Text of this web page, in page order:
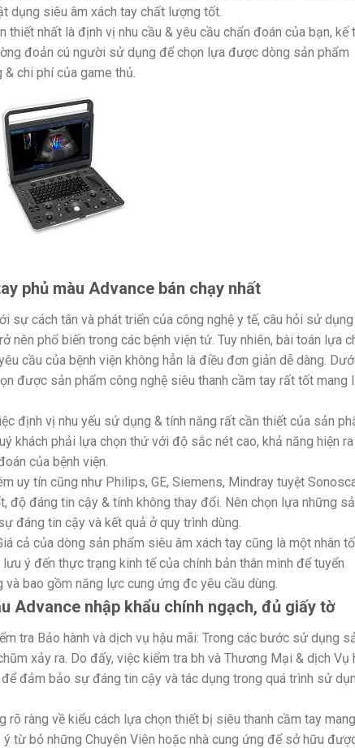
dụng siêu âm xách tay chất lượng tốt.
thiết nhất là định vị nhu cầu & yêu cầu chẩn đoán của bạn, kế
đoản cú người sử dụng để chọn lựa được dòng sản phẩm
chi phí của game thủ.
phủ màu Advance bán chạy nhất
sự cách tân và phát triển của công nghệ y tế, câu hỏi sử dụng
nên phổ biến trong các bệnh viện tứ. Tuy nhiên, bài toán lựa
cầu của bệnh viện không hẳn là điều đơn giản dễ dàng.
được sản phẩm công nghệ siêu thanh cầm tay rất tốt mang
định vị nhu yếu sử dụng & tính năng rất cần thiết của sản
khách phải lựa chọn thứ với độ sắc nét cao, khả năng hiện ra
của bệnh viện.
uy tín cũng như Philips, GE, Siemens, Mindray tuyệt
độ đáng tin cậy & tính không thay đổi. Nên chọn lựa những
đáng tin cậy và kết quả ở quy trình dùng.
cả của dòng sản phẩm siêu âm xách tay cũng là một nhân tố
ý đến thực trạng kinh tế của chính bản thân mình để tuyển
bao gồm năng lực cung ứng đc yêu cầu dùng.
Advance nhập khẩu chính ngạch, đủ giấy tờ
tra Bảo hành và dịch vụ hậu mãi: Trong các bước sử dụng
xảy ra. Do đấy, việc kiểm tra bh và Thương Mại & dịch Vụ
đảm bảo sự đáng tin cậy và tác dụng trong quá trình sử
rõ ràng về kiểu cách lựa chọn thiết bị siêu thanh cầm tay
từ bỏ những Chuyên Viên hoặc nhà cung ứng để sở hữu